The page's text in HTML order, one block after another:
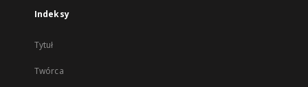
Indeksy
Tytuł
Twórca